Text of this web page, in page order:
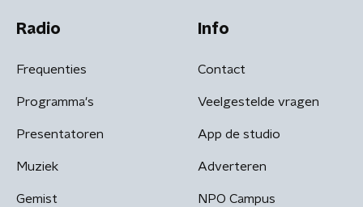
Radio
Frequenties
Programma's
Presentatoren
Muziek
Gemist
Info
Contact
Veelgestelde vragen
App de studio
Adverteren
NPO Campus